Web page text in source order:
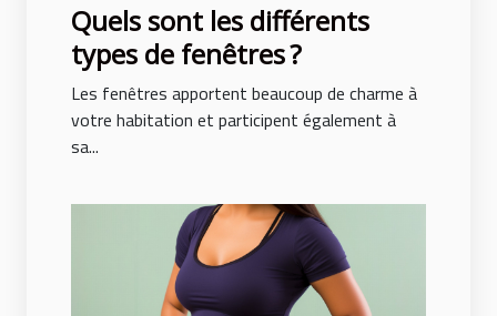
Quels sont les différents
types de fenêtres ?
Les fenêtres apportent beaucoup de charme à
votre habitation et participent également à
sa...